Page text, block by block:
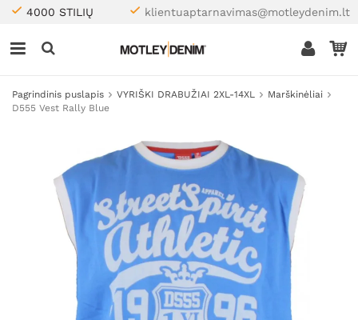
4000 STILIŲ klientuaptarnavimas@motleydenim.lt
Pagrindinis puslapis VYRIŠKI DRABUŽIAI 2XL-14XL
Marškinėliai
D555 Vest Rally Blue